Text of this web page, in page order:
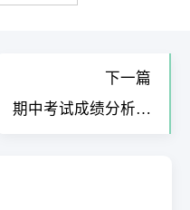
下一篇
期中考试成绩分析及